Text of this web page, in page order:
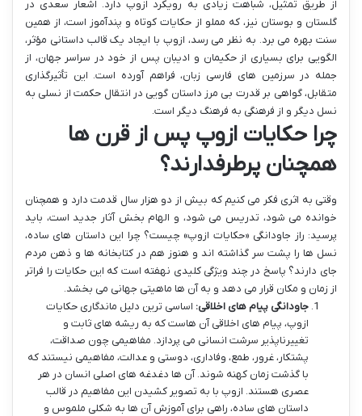
از طریق تمثیل، شباهت زیادی به رویکرد ازوپ دارد. اشعار سعدی در
گلستان و بوستان نیز، که مملو از حکایات کوتاه و پندآموز است، از همین
سنت بهره می برد. به نظر می رسد، ازوپ با ایجاد یک قالب داستانی مؤثر،
الگویی برای بسیاری از حکیمان و ادیبان پس از خود در سراسر جهان، از
جمله در سرزمین های فارسی زبان، فراهم آورده است. این تأثیرگذاری
متقابل، گواهی بر قدرت بی مرز داستان گویی در انتقال حکمت از نسلی به
نسل دیگر و از فرهنگی به فرهنگ دیگر است.
چرا حکایات ازوپ پس از قرن ها
همچنان پرطرفدارند؟
وقتی به اثری فکر می کنیم که بیش از دو هزار سال قدمت دارد و همچنان
خوانده می شود، تدریس می شود، و الهام بخش آثار جدید است، باید
پرسید: راز جاودانگی «حکایات ازوپ» چیست؟ چرا این داستان های ساده،
نسل ها را پشت سر گذاشته اند و هنوز هم در کتابخانه ها و ذهن مردم
جای دارند؟ پاسخ در چند ویژگی کلیدی نهفته است که این حکایات را فراتر
از زمان و مکان قرار می دهد و به آن ها ماهیتی جهانی می بخشد.
جاودانگی پیام های اخلاقی: اساسی ترین دلیل ماندگاری حکایات
ازوپ، پیام های اخلاقی آن هاست که به ریشه های ثابت و
تغییرناپذیر سرشت انسانی می پردازد. مفاهیمی چون صداقت،
پشتکار، غرور، طمع، وفاداری، دوستی و عدالت، مفاهیمی نیستند که
با گذشت زمان کهنه شوند. آن ها دغدغه های اصلی انسان در هر
عصری هستند. ازوپ با به تصویر کشیدن این مفاهیم در قالب
داستان های ساده، راهی برای آموزش آن ها به شکلی ملموس و